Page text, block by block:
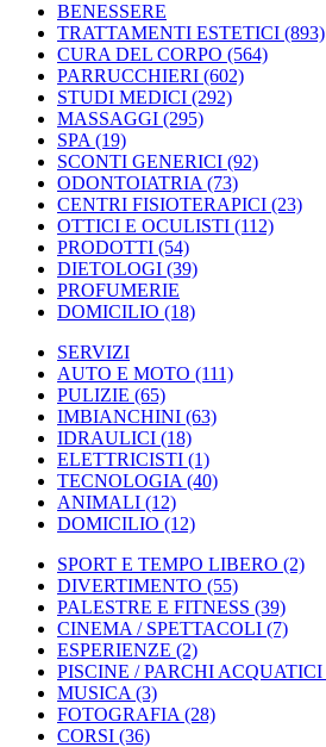
BENESSERE
TRATTAMENTI ESTETICI (893)
CURA DEL CORPO (564)
PARRUCCHIERI (602)
STUDI MEDICI (292)
MASSAGGI (295)
SPA (19)
SCONTI GENERICI (92)
ODONTOIATRIA (73)
CENTRI FISIOTERAPICI (23)
OTTICI E OCULISTI (112)
PRODOTTI (54)
DIETOLOGI (39)
PROFUMERIE
DOMICILIO (18)
SERVIZI
AUTO E MOTO (111)
PULIZIE (65)
IMBIANCHINI (63)
IDRAULICI (18)
ELETTRICISTI (1)
TECNOLOGIA (40)
ANIMALI (12)
DOMICILIO (12)
SPORT E TEMPO LIBERO (2)
DIVERTIMENTO (55)
PALESTRE E FITNESS (39)
CINEMA / SPETTACOLI (7)
ESPERIENZE (2)
PISCINE / PARCHI ACQUATICI
MUSICA (3)
FOTOGRAFIA (28)
CORSI (36)